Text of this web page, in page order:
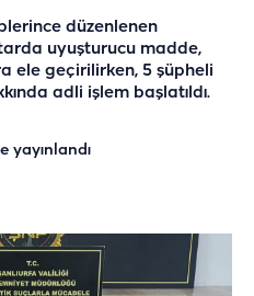
düzenlenen
uyuşturucu madde,
ele geçirilirken, 5 şüpheli
adli işlem başlatıldı.
yayınlandı